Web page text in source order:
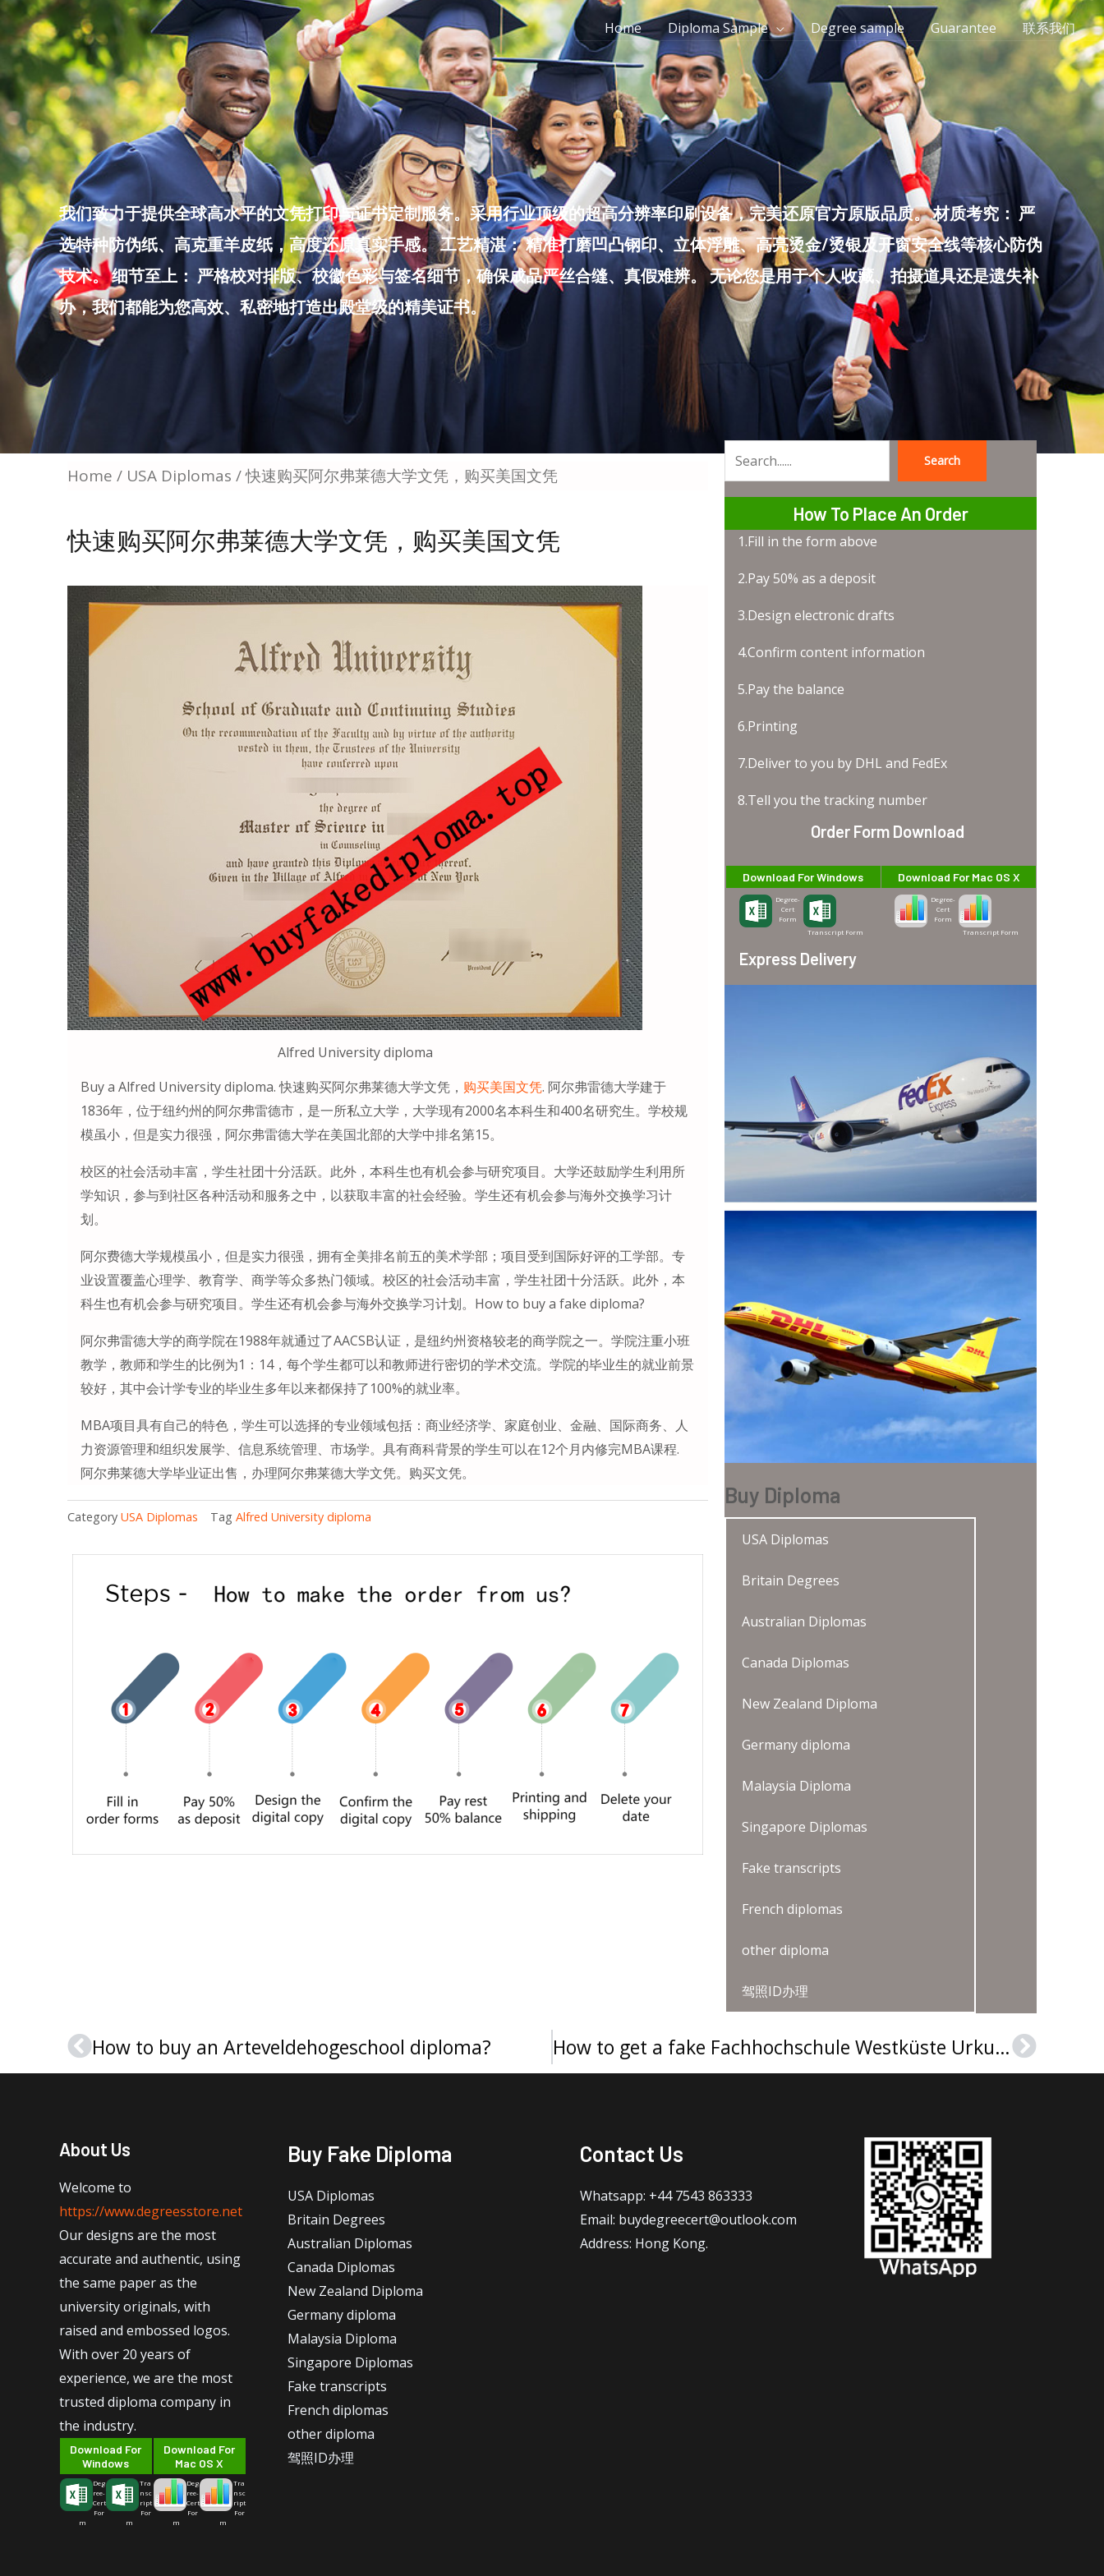
Skip
to
content
Home Diploma Sample Degree sample Guarantee 联系我们
我们致力于提供全球高水平的文凭打印与证书定制服务。采用行业顶级的超高分辨率印刷设备，完美还原官方原版品质。 材质考究： 严
选特种防伪纸、高克重羊皮纸，高度还原真实手感。 工艺精湛： 精准打磨凹凸钢印、立体浮雕、高亮烫金/烫银及开窗安全线等核心防伪
技术。 细节至上： 严格校对排版、校徽色彩与签名细节，确保成品严丝合缝、真假难辨。 无论您是用于个人收藏、拍摄道具还是遗失补
办，我们都能为您高效、私密地打造出殿堂级的精美证书。
Home / USA Diplomas / 快速购买阿尔弗莱德大学文凭，购买美国文凭
快速购买阿尔弗莱德大学文凭，购买美国文凭
Alfred University diploma
Buy a Alfred University diploma. 快速购买阿尔弗莱德大学文凭， 购买美国文凭. 阿尔弗雷德大学建于
1836年，位于纽约州的阿尔弗雷德市，是一所私立大学，大学现有2000名本科生和400名研究生。学校规
模虽小，但是实力很强，阿尔弗雷德大学在美国北部的大学中排名第15。
校区的社会活动丰富，学生社团十分活跃。此外，本科生也有机会参与研究项目。大学还鼓励学生利用所
学知识，参与到社区各种活动和服务之中，以获取丰富的社会经验。学生还有机会参与海外交换学习计
划。
阿尔费德大学规模虽小，但是实力很强，拥有全美排名前五的美术学部；项目受到国际好评的工学部。专
业设置覆盖心理学、教育学、商学等众多热门领域。校区的社会活动丰富，学生社团十分活跃。此外，本
科生也有机会参与研究项目。学生还有机会参与海外交换学习计划。How to buy a fake diploma?
阿尔弗雷德大学的商学院在1988年就通过了AACSB认证，是纽约州资格较老的商学院之一。学院注重小班
教学，教师和学生的比例为1：14，每个学生都可以和教师进行密切的学术交流。学院的毕业生的就业前景
较好，其中会计学专业的毕业生多年以来都保持了100%的就业率。
MBA项目具有自己的特色，学生可以选择的专业领域包括：商业经济学、家庭创业、金融、国际商务、人
力资源管理和组织发展学、信息系统管理、市场学。具有商科背景的学生可以在12个月内修完MBA课程.
阿尔弗莱德大学毕业证出售，办理阿尔弗莱德大学文凭。购买文凭。
Category USA Diplomas Tag Alfred University diploma
Search
How To Place An Order
1.Fill in the form above
2.Pay 50% as a deposit
3.Design electronic drafts
4.Confirm content information
5.Pay the balance
6.Printing
7.Deliver to you by DHL and FedEx
8.Tell you the tracking number
Order Form Download
Download For Windows
Degree-
Cert
Form
Transcript Form
Download For Mac OS X
Degree-
Cert
Form
Transcript Form
Express Delivery
Buy Diploma
USA Diplomas
Britain Degrees
Australian Diplomas
Canada Diplomas
New Zealand Diploma
Germany diploma
Malaysia Diploma
Singapore Diplomas
Fake transcripts
French diplomas
other diploma
驾照ID办理
PrevHow to buy an Arteveldehogeschool diploma? How to get a fake Fachhochschule Westküste Urkunde in Germany?Next
About Us
Welcome to
https://www.degreesstore.net
Our designs are the most
accurate and authentic, using
the same paper as the
university originals, with
raised and embossed logos.
With over 20 years of
experience, we are the most
trusted diploma company in
the industry.
Download For
Windows
Deg
ree-
Cert
For
m
Tra
nsc
ript
For
m
Download For
Mac OS X
Deg
ree-
Cert
For
m
Tra
nsc
ript
For
m
Buy Fake Diploma
USA Diplomas
Britain Degrees
Australian Diplomas
Canada Diplomas
New Zealand Diploma
Germany diploma
Malaysia Diploma
Singapore Diplomas
Fake transcripts
French diplomas
other diploma
驾照ID办理
Contact Us
Whatsapp: +44 7543 863333
Email: buydegreecert@outlook.com
Address: Hong Kong.